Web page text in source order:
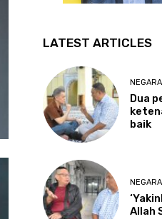
LATEST ARTICLES
NEGARA
Dua
baik
NEGARA
Allah